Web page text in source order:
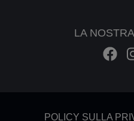
LA
Footer - Subfooter
POLICY SULLA